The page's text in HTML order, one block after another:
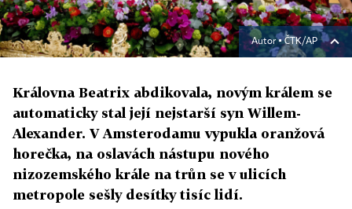
Autor ▪ČTK/AP
Královna Beatrix abdikovala, novým králem se
automaticky stal její nejstarší syn Willem-
Alexander. V Amsterodamu vypukla oranžová
horečka, na oslavách nástupu nového
nizozemského krále na trůn se v ulicích
metropole sešly desítky tisíc lidí.